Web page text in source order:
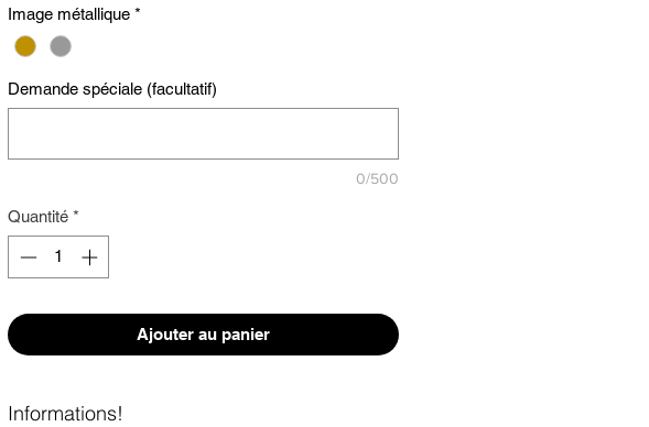
Image métallique *
Demande spéciale (facultatif)
0/500
Quantité *
Ajouter au panier
Informations!